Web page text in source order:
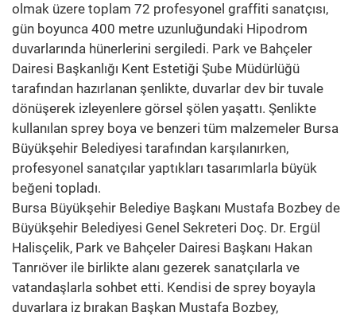
olmak üzere toplam 72 profesyonel graffiti sanatçısı,
gün boyunca 400 metre uzunluğundaki Hipodrom
duvarlarında hünerlerini sergiledi. Park ve Bahçeler
Dairesi Başkanlığı Kent Estetiği Şube Müdürlüğü
tarafından hazırlanan şenlikte, duvarlar dev bir tuvale
dönüşerek izleyenlere görsel şölen yaşattı. Şenlikte
kullanılan sprey boya ve benzeri tüm malzemeler Bursa
Büyükşehir Belediyesi tarafından karşılanırken,
profesyonel sanatçılar yaptıkları tasarımlarla büyük
beğeni topladı.
Bursa Büyükşehir Belediye Başkanı Mustafa Bozbey de
Büyükşehir Belediyesi Genel Sekreteri Doç. Dr. Ergül
Halisçelik, Park ve Bahçeler Dairesi Başkanı Hakan
Tanrıöver ile birlikte alanı gezerek sanatçılarla ve
vatandaşlarla sohbet etti. Kendisi de sprey boyayla
duvarlara iz bırakan Başkan Mustafa Bozbey,